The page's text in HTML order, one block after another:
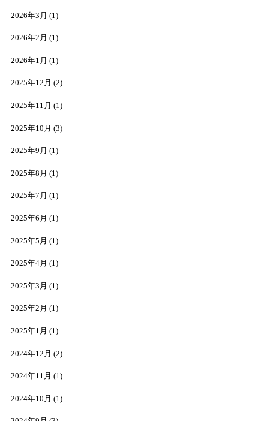
2026年3月 (1)
2026年2月 (1)
2026年1月 (1)
2025年12月 (2)
2025年11月 (1)
2025年10月 (3)
2025年9月 (1)
2025年8月 (1)
2025年7月 (1)
2025年6月 (1)
2025年5月 (1)
2025年4月 (1)
2025年3月 (1)
2025年2月 (1)
2025年1月 (1)
2024年12月 (2)
2024年11月 (1)
2024年10月 (1)